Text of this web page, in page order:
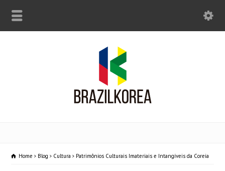
Home Blog Cultura Patrimônios Culturais Imateriais e Intangíveis da Coreia